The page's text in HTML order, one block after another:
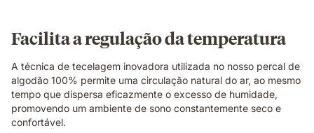
Facilita a regulação da temperatura
A técnica de tecelagem inovadora utilizada no nosso percal de
algodão 100% permite uma circulação natural do ar, ao mesmo
tempo que dispersa eficazmente o excesso de humidade,
promovendo um ambiente de sono constantemente seco e
confortável.